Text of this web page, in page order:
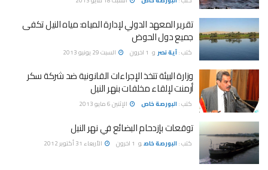
تقرير المعهد الدولي لإدارة المياه: مياه النيل تكفى
جميع دول الحوض
كتب :آية نصر و 1 اخرون السبت 29 يونيو 2013
وزارة البيئة تتخذ الإجراءات القانونية ضد شركة سكر
أرمنت لإلقاء مخلفات بنهر النيل
كتب : البورصة خاص الإثنين 6 مايو 2013
توقعات بإزدحام البضائع في نهر النيل
كتب : البورصة خاصو 1 اخرون الأربعاء 31 أكتوبر 2012